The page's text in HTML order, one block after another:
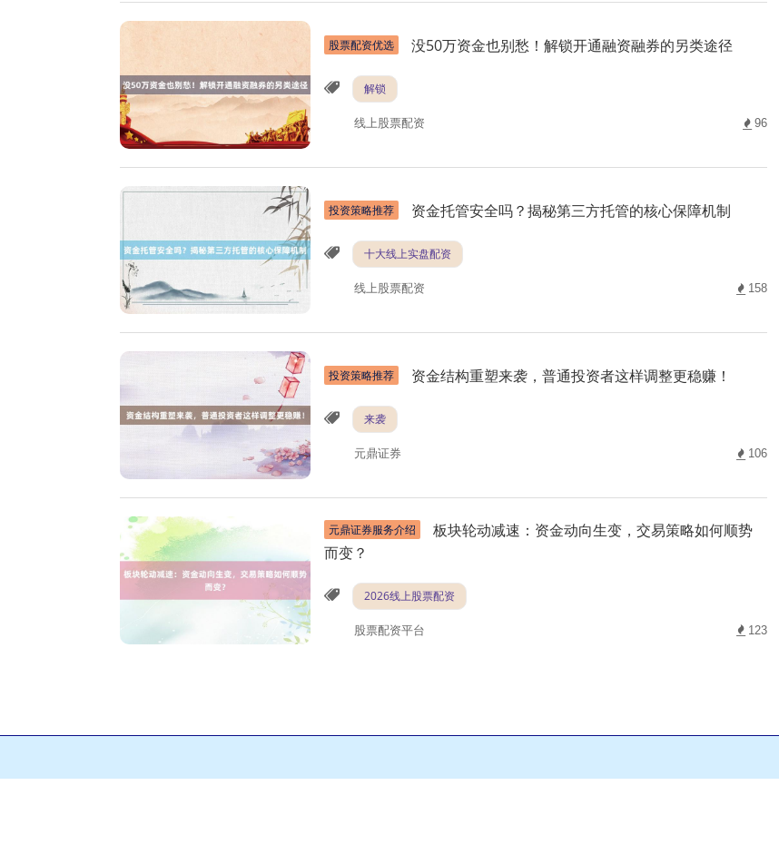
股票配资优选 没50万资金也别愁！解锁开通融资融券的另类途径
解锁
线上股票配资 96
投资策略推荐 资金托管安全吗？揭秘第三方托管的核心保障机制
十大线上实盘配资
线上股票配资 158
投资策略推荐 资金结构重塑来袭，普通投资者这样调整更稳赚！
来袭
元鼎证券 106
元鼎证券服务介绍
板块轮动减速：资金动向生变，交易策略如何顺势
而变？
2026线上股票配资
股票配资平台 123